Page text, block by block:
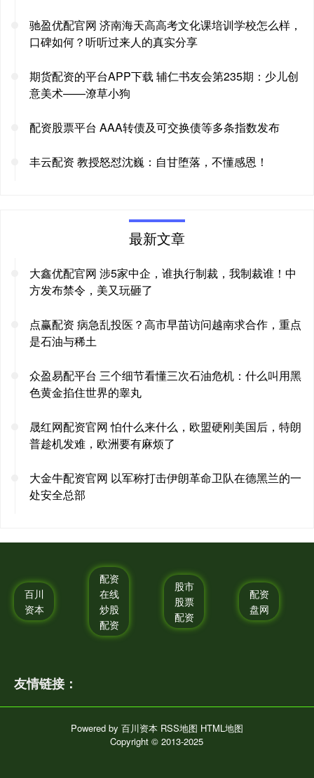
驰盈优配官网 济南海天高高考文化课培训学校怎么样，
口碑如何？听听过来人的真实分享
期货配资的平台APP下载 辅仁书友会第235期：少儿创
意美术——潦草小狗
配资股票平台 AAA转债及可交换债等多条指数发布
丰云配资 教授怒怼沈巍：自甘堕落，不懂感恩！
最新文章
大鑫优配官网 涉5家中企，谁执行制裁，我制裁谁！中
方发布禁令，美又玩砸了
点赢配资 病急乱投医？高市早苗访问越南求合作，重点
是石油与稀土
众盈易配平台 三个细节看懂三次石油危机：什么叫用黑
色黄金掐住世界的睾丸
晟红网配资官网 怕什么来什么，欧盟硬刚美国后，特朗
普趁机发难，欧洲要有麻烦了
大金牛配资官网 以军称打击伊朗革命卫队在德黑兰的一
处安全总部
百川
资本
配资
在线
炒股
配资
股市
股票
配资
配资
盘网
友情链接：
Powered by 百川资本 RSS地图 HTML地图
Copyright© 2013-2025